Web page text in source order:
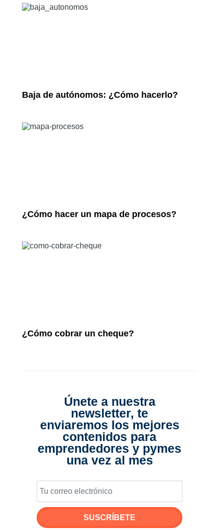
Baja de autónomos: ¿Cómo hacerlo?
¿Cómo hacer un mapa de procesos?
¿Cómo cobrar un cheque?
Únete a nuestra
newsletter, te
enviaremos los mejores
contenidos para
emprendedores y pymes
una vez al mes
SUSCRÍBETE